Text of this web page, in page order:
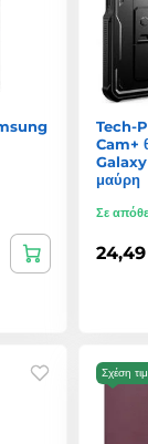
Tech-
Cam+
Galaxy
μαύρη
Σε
Σχέση